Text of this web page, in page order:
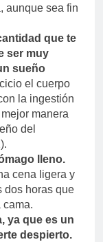
aunque sea fin
que te
ser muy
sueño
el cuerpo
la ingestión
manera
del
lleno.
cena ligera y
dos horas que
cama.
ya que es un
despierto.